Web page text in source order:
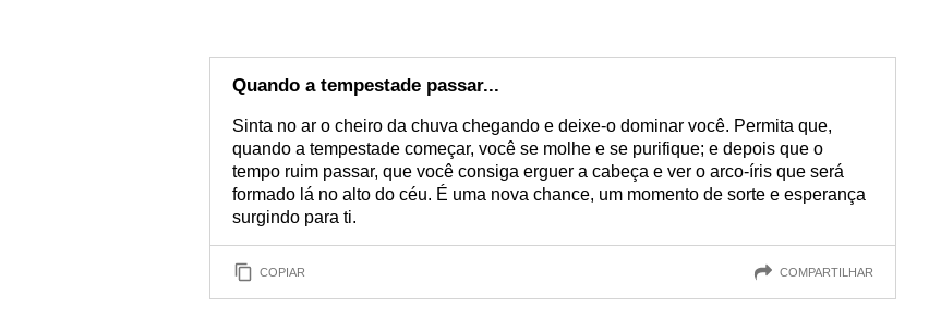
Quando a tempestade passar...
Sinta no ar o cheiro da chuva chegando e deixe-o dominar você. Permita que,
quando a tempestade começar, você se molhe e se purifique; e depois que o
tempo ruim passar, que você consiga erguer a cabeça e ver o arco-íris que será
formado lá no alto do céu. É uma nova chance, um momento de sorte e esperança
surgindo para ti.
COPIAR COMPARTILHAR